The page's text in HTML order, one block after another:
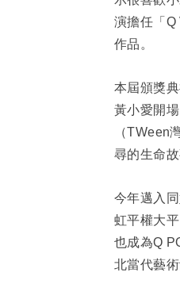
演擔任「Q
作品。
本屆頒獎
黃小愛開
（TWeen
尋的生命故
今年邁入
虹平權大
也成為Q
北當代藝